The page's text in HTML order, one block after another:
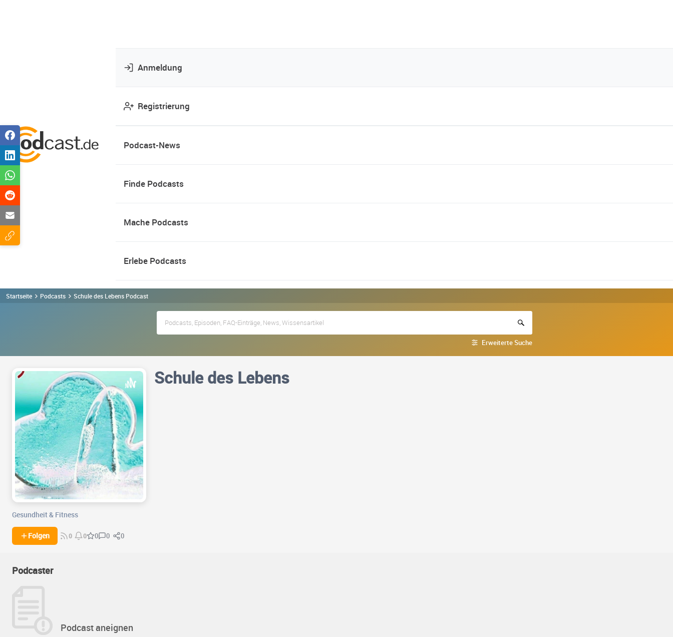
Anmeldung
Registrierung
Podcast-News
Finde Podcasts
Mache Podcasts
Erlebe Podcasts
Startseite Podcasts Schule des Lebens Podcast
Erweiterte Suche
Schule des Lebens
Gesundheit & Fitness
Folgen 0 0 0 0 0
Podcaster
Podcast aneignen